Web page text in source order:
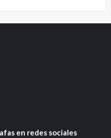
en redes sociales